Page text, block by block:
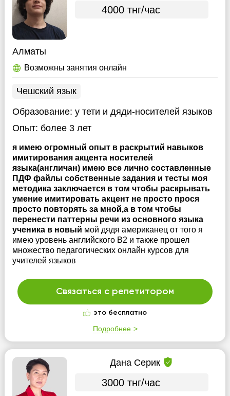
4000 тнг/час
Алматы
Возможны занятия онлайн
Чешский язык
Образование: у тети и дяди-носителей языков
Опыт: более 3 лет
я имею огромный опыт в раскрытий навыков
имитирования акцента носителей
языка(англичан) имею все лично составленные
ПДФ файлы собственные задания и тесты моя
методика заключается в том чтобы раскрывать
умение имитировать акцент не просто прося
просто повторять за мной,а в том чтобы
перенести паттерны речи из основного языка
ученика в новый мой дядя американец от того я
имею уровень английского В2 и также прошел
множество педагогических онлайн курсов для
учителей языков
Связаться с репетитором
это бесплатно
Подробнее
Дана Серик
3000 тнг/час